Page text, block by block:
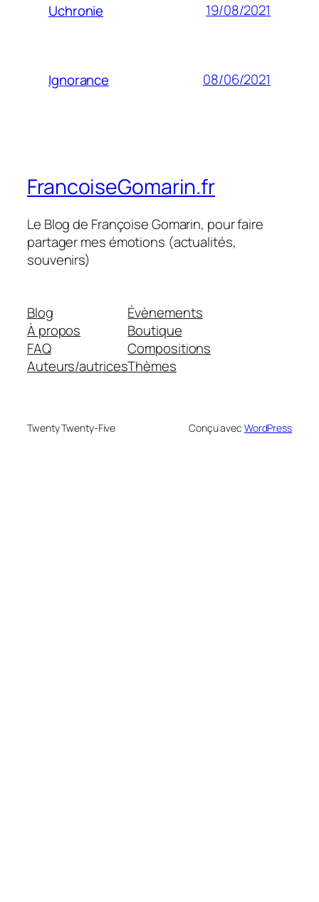
Uchronie 19/08/2021
Ignorance 08/06/2021
FrancoiseGomarin.fr
Le Blog de Françoise Gomarin, pour faire
partager mes émotions (actualités,
souvenirs)
Blog
À propos
FAQ
Auteurs/autrices
Évènements
Boutique
Compositions
Thèmes
Twenty Twenty-Five Conçu avec WordPress